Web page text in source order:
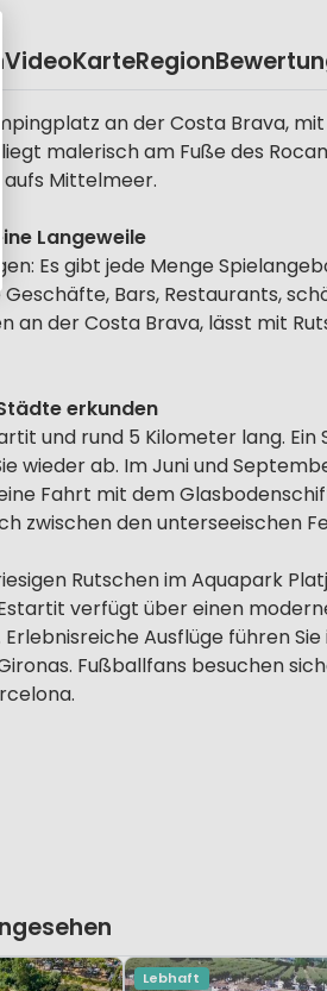
VideoKarteRegion
an der Costa Brava,
malerisch am Fuße des
aufs Mittelmeer.
Langeweile
Es gibt jede Menge
Bars, Restaurants,
an der Costa Brava, lässt mit
erkunden
und rund 5 Kilometer lang.
wieder ab. Im Juni und
Fahrt mit dem
zwischen den unterseeischen
Rutschen im Aquapark
verfügt über einen
Ausflüge führen
Fußballfans besuchen
Lebhaft